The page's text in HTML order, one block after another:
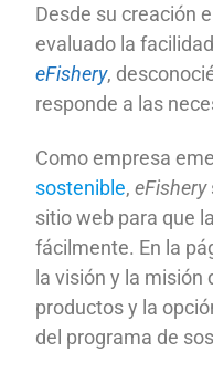
Desde su creación
evaluado la
eFishery,
responde a las
Como empresa
sostenible,eFishery
sitio web para que
fácilmente. En la
la visión y la misión
productos y la
del programa de